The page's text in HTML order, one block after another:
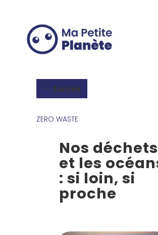
Zurück
ZERO WASTE
Nos déchets
et les
: si loin, si
proche